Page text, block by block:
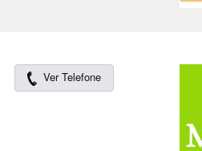
Ver Telefone